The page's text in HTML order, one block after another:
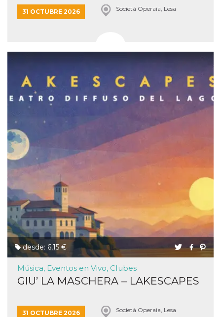
31 OCTUBRE 2026 Società Operaia, Lesa
desde: 6,15 €
Música, Eventos en Vivo, Clubes
GIU’ LA MASCHERA – LAKESCAPES
31 OCTUBRE 2026 Società Operaia, Lesa